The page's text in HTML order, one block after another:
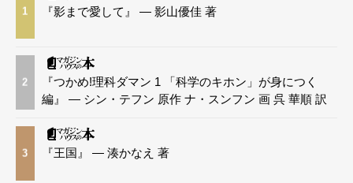
1 『影まで愛して』 — 影山優佳 著
2
『つかめ!理科ダマン 1 「科学のキホン」が身につく
編』 — シン・テフン 原作 ナ・スンフン 画 呉 華順 訳
3 『王国』 — 湊かなえ 著